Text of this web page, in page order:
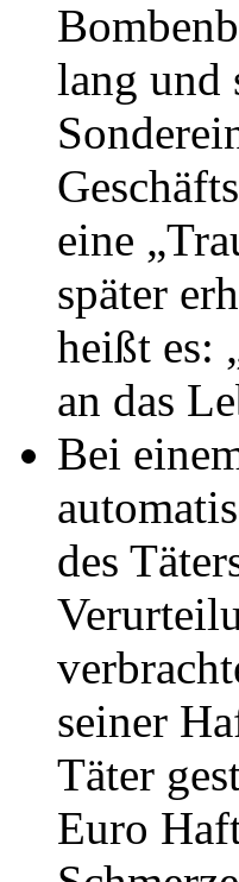
lang und
eine
später
heißt es:
an das
Bei
des
seiner
Täter
Euro